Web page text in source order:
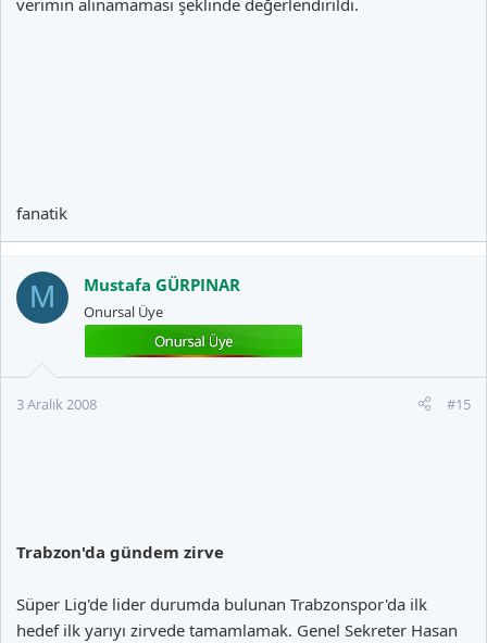
fanatik
M Mustafa GÜRPINAR
Onursal Üye
3 Aralık 2008 #15
Trabzon'da gündem zirve
Süper Lig'de lider durumda bulunan Trabzonspor'da ilk
hedef ilk yarıyı zirvede tamamlamak. Genel Sekreter Hasan